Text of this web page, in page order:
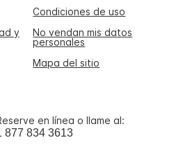
Condiciones de uso
y
No vendan mis datos
personales
Mapa del sitio
en línea o llame al:
877 834 3613